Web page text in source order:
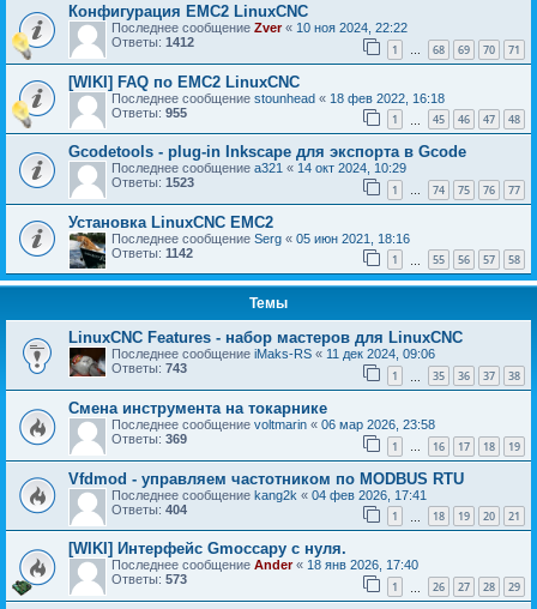
Конфигурация EMC2 LinuxCNC
Последнее сообщение Zver« 10 ноя 2024, 22:22
Ответы: 1412 1 … 68 69 70 71
[WIKI] FAQ по EMC2 LinuxCNC
Последнее сообщение stounhead « 18 фев 2022, 16:18
Ответы: 955 1 45 46 47 48
Gcodetools - plug-in Inkscape для экспорта в Gcode
Последнее сообщение a321 « 14 окт 2024, 10:29
Ответы: 1523 1 … 74 75 76 77
Установка LinuxCNC EMC2
Последнее сообщение Serg « 05 июн 2021, 18:16
Ответы: 1142 1 55 56 57 58
Темы
LinuxCNC Features - набор мастеров для LinuxCNC
Последнее сообщение iMaks-RS « 11 дек 2024, 09:06
Ответы: 743 1 35 36 37 38
Смена инструмента на токарнике
Последнее сообщение voltmarin « 06 мар 2026, 23:58
Ответы: 369 1 … 16 17 18 19
Vfdmod - управляем частотником по MODBUS RTU
Последнее сообщение kang2k « 04 фев 2026, 17:41
Ответы: 404 1 18 19 20 21
[WIKI] Интерфейс Gmoccapy с нуля.
Последнее сообщение Ander« 18 янв 2026, 17:40
Ответы: 573 1 26 27 28 29